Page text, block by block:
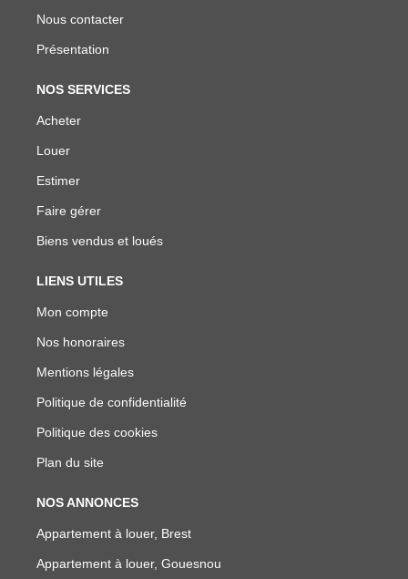
Nous contacter
Présentation
NOS SERVICES
Acheter
Louer
Estimer
Faire gérer
Biens vendus et loués
LIENS UTILES
Mon compte
Nos honoraires
Mentions légales
Politique de confidentialité
Politique des cookies
Plan du site
NOS ANNONCES
Appartement à louer, Brest
Appartement à louer, Gouesnou